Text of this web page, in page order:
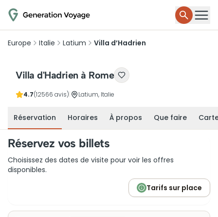
Europe Italie Latium Villa d’Hadrien
Villa d'Hadrien à Rome
4.7(12566 avis) Latium, Italie
Réservation Horaires À propos Que faire
Réservez vos billets
Choisissez des dates de visite pour voir les offres
disponibles.
Tarifs sur place